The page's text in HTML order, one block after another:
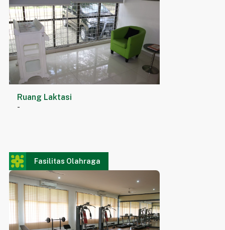
Ruang Laktasi
-
Fasilitas Olahraga